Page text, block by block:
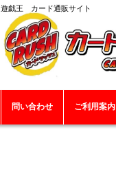
遊戯王 カード通販サイト
問い合わせ ご利用案内